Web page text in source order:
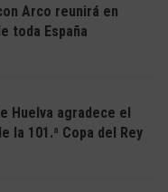
Arco reunirá en
toda España
Huelva agradece el
la 101.ª Copa del Rey